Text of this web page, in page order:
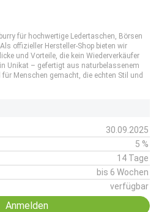
für hochwertige Ledertaschen, Börsen
offizieller Hersteller-Shop bieten wir
und Vorteile, die kein Wiederverkäufer
Unikat – gefertigt aus naturbelassenem
Menschen gemacht, die echten Stil und
30.09.2025
5 %
14 Tage
bis 6 Wochen
verfügbar
Anmelden